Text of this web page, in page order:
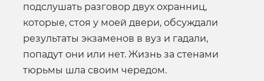
подслушать разговор двух охранниц,
которые, стоя у моей двери, обсуждали
результаты экзаменов в вуз и гадали,
попадут они или нет. Жизнь за стенами
тюрьмы шла своим чередом.